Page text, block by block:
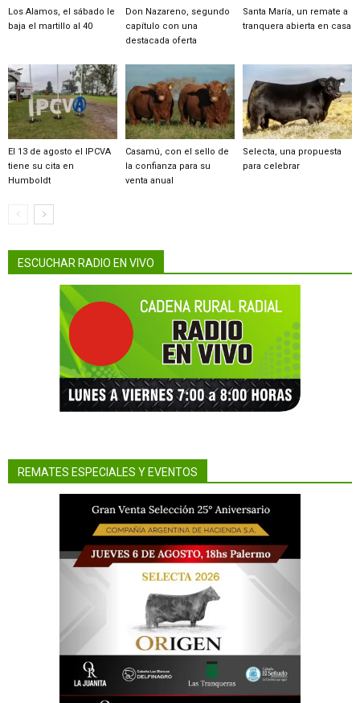
Los Alamos, el sábado le
baja el martillo al 40
Don Nazareno, segundo
capítulo con una
destacada oferta
Santa María, un remate a
tranquera abierta en casa
El 13 de agosto el IPCVA
tiene su cita en
Humboldt
Casamú, con el sello de
la confianza para su
venta anual
Selecta, una propuesta
para celebrar
ESCUCHAR RADIO EN VIVO
REMATES ESPECIALES Y EVENTOS